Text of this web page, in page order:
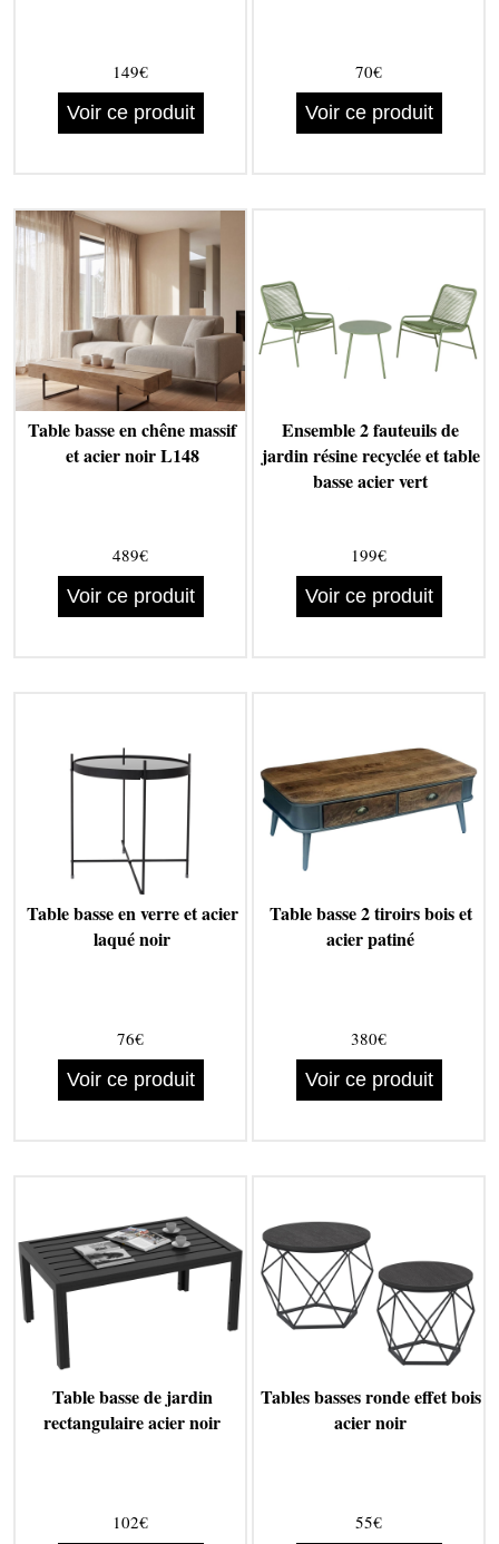
149€
Voir ce produit
70€
Voir ce produit
Table basse en chêne massif
et acier noir L148
489€
Voir ce produit
Ensemble 2 fauteuils de
jardin résine recyclée et table
basse acier vert
199€
Voir ce produit
Table basse en verre et acier
laqué noir
76€
Voir ce produit
Table basse 2 tiroirs bois et
acier patiné
380€
Voir ce produit
Table basse de jardin
rectangulaire acier noir
102€
Tables basses ronde effet bois
acier noir
55€